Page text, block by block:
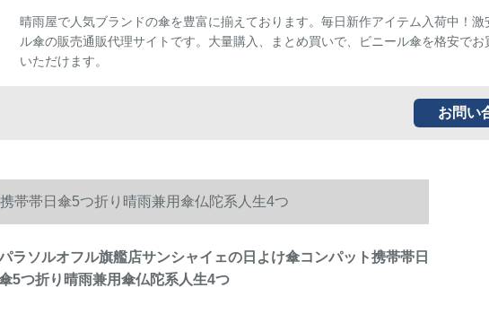
晴雨屋で人気ブランドの傘を豊富に揃えております。毎日新作アイテム入荷中！激
ル傘の販売通販代理サイトです。大量購入、まとめ買いで、ビニール傘を格安でお
いただけます。
お問い
帯帯日傘5つ折り晴雨兼用傘仏陀系人生4つ
ラソルオフル旗艦店サンシャイェの日よけ傘コンパット携帯帯日
5つ折り晴雨兼用傘仏陀系人生4つ